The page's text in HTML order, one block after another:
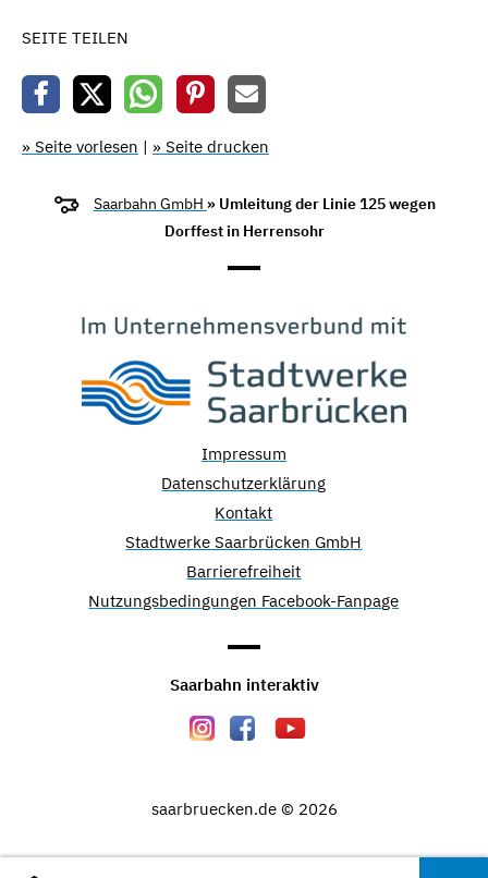
SEITE TEILEN
» Seite vorlesen | » Seite drucken
Saarbahn GmbH » Umleitung der Linie 125 wegen
Dorffest in Herrensohr
Impressum
Datenschutzerklärung
Kontakt
Stadtwerke Saarbrücken GmbH
Barrierefreiheit
Nutzungsbedingungen Facebook-Fanpage
Saarbahn interaktiv
saarbruecken.de © 2026